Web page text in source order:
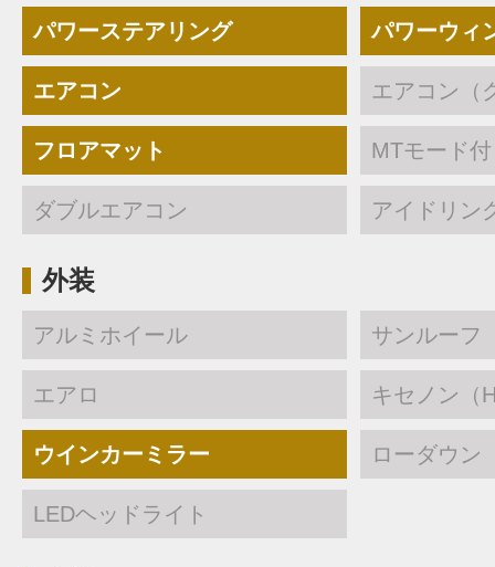
パワーステアリング パワーウィ
エアコン エアコン（
フロアマット MTモード
ダブルエアコン アイドリン
外装
アルミホイール サンルーフ
エアロ キセノン（
ウインカーミラー ローダウン
LEDヘッドライト